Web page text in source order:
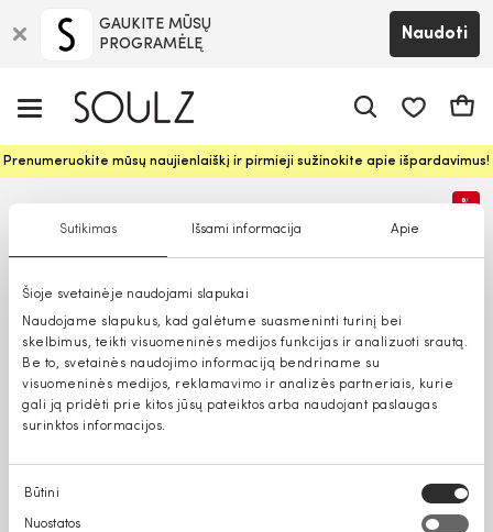
Sutikimas Išsami informacija Apie
Šioje svetainėje naudojami slapukai
Naudojame slapukus, kad galėtume suasmeninti turinį bei
skelbimus, teikti visuomeninės medijos funkcijas ir analizuoti srautą.
Be to, svetainės naudojimo informaciją bendriname su
visuomeninės medijos, reklamavimo ir analizės partneriais, kurie
gali ją pridėti prie kitos jūsų pateiktos arba naudojant paslaugas
surinktos informacijos.
Sutikimo
pasirinkimas
Būtini
Nuostatos
GAUKITE MŪSŲ
PROGRAMĖLĘ
Naudoti
Prenumeruokite mūsų naujienlaiškį ir pirmieji sužinokite apie išpardavimus!
%